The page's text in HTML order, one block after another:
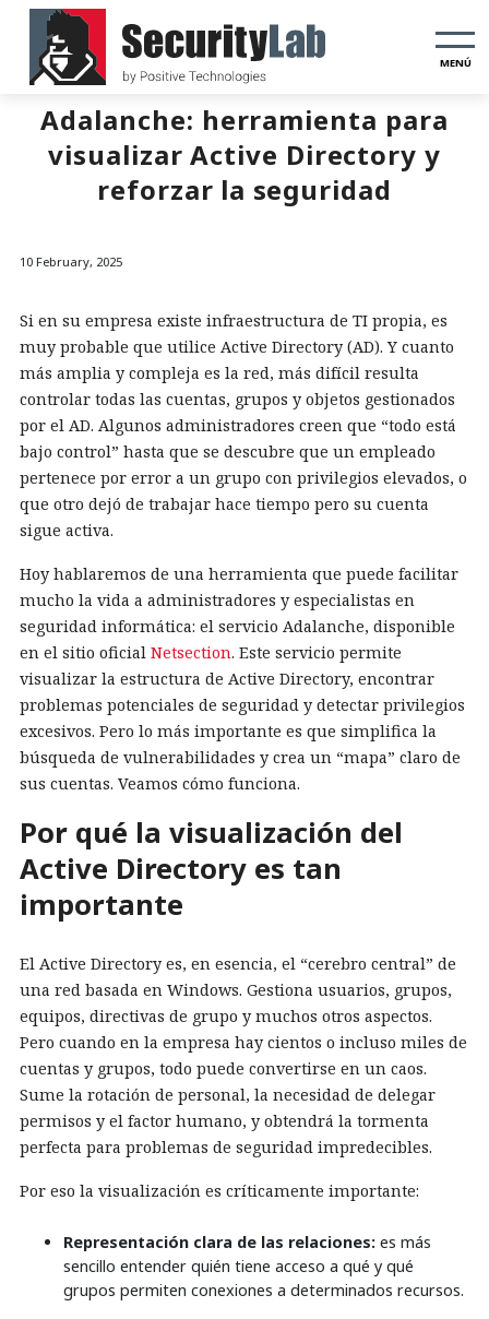
MENÚ
Adalanche: herramienta para
visualizar Active Directory y
reforzar la seguridad
10 February, 2025
Si en su empresa existe infraestructura de TI propia, es
muy probable que utilice Active Directory (AD). Y cuanto
más amplia y compleja es la red, más difícil resulta
controlar todas las cuentas, grupos y objetos gestionados
por el AD. Algunos administradores creen que “todo está
bajo control” hasta que se descubre que un empleado
pertenece por error a un grupo con privilegios elevados, o
que otro dejó de trabajar hace tiempo pero su cuenta
sigue activa.
Hoy hablaremos de una herramienta que puede facilitar
mucho la vida a administradores y especialistas en
seguridad informática: el servicio Adalanche, disponible
en el sitio oficial Netsection. Este servicio permite
visualizar la estructura de Active Directory, encontrar
problemas potenciales de seguridad y detectar privilegios
excesivos. Pero lo más importante es que simplifica la
búsqueda de vulnerabilidades y crea un “mapa” claro de
sus cuentas. Veamos cómo funciona.
Por qué la visualización del
Active Directory es tan
importante
El Active Directory es, en esencia, el “cerebro central” de
una red basada en Windows. Gestiona usuarios, grupos,
equipos, directivas de grupo y muchos otros aspectos.
Pero cuando en la empresa hay cientos o incluso miles de
cuentas y grupos, todo puede convertirse en un caos.
Sume la rotación de personal, la necesidad de delegar
permisos y el factor humano, y obtendrá la tormenta
perfecta para problemas de seguridad impredecibles.
Por eso la visualización es críticamente importante:
Representación clara de las relaciones: es más
sencillo entender quién tiene acceso a qué y qué
grupos permiten conexiones a determinados recursos.